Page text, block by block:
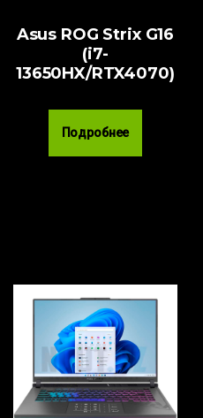
Asus ROG Strix G16
(i7-
13650HX/RTX4070)
Подробнее